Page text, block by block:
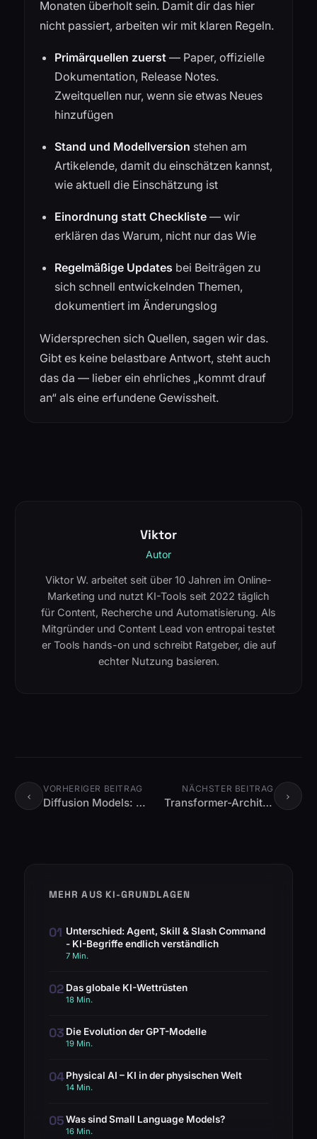
Monaten überholt sein. Damit dir das hier
nicht passiert, arbeiten wir mit klaren Regeln.
Primärquellen zuerst — Paper, offizielle
Dokumentation, Release Notes.
Zweitquellen nur, wenn sie etwas Neues
hinzufügen
Stand und Modellversion stehen am
Artikelende, damit du einschätzen kannst,
wie aktuell die Einschätzung ist
Einordnung statt Checkliste — wir
erklären das Warum, nicht nur das Wie
Regelmäßige Updates bei Beiträgen zu
sich schnell entwickelnden Themen,
dokumentiert im Änderungslog
Widersprechen sich Quellen, sagen wir das.
Gibt es keine belastbare Antwort, steht auch
das da — lieber ein ehrliches „kommt drauf
an“ als eine erfundene Gewissheit.
Viktor
Autor
Viktor W. arbeitet seit über 10 Jahren im Online-
Marketing und nutzt KI-Tools seit 2022 täglich
für Content, Recherche und Automatisierung. Als
Mitgründer und Content Lead von entropai testet
er Tools hands-on und schreibt Ratgeber, die auf
echter Nutzung basieren.
Diffusion Models: Die Technik hinter Midjourney und DALL-E Transformer-Architektur erklärt
MEHR AUS KI-GRUNDLAGEN
01 Unterschied: Agent, Skill & Slash Command
- KI-Begriffe endlich verständlich
7 Min.
02 Das globale KI-Wettrüsten
18 Min.
03 Die Evolution der GPT-Modelle
19 Min.
04Physical AI – KI in der physischen Welt
14 Min.
05Was sind Small Language Models?
16 Min.